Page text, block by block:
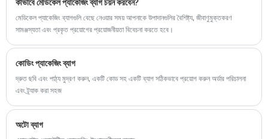
কীভাবে মেডিকেল প্যাকেজিং ব্যাগ চয়ন করবেন?
মেডিকেল প্যাকেজিং ব্যাগগুলি বেছে নেওয়ার সময় আপনাকে উপাদানগুলির বৈশিষ্ট্য, জীবাণুমুক্তকরণ
সামঞ্জস্যতা এবং প্রকৃত প্রয়োগের প্রয়োজনীয়তা বিবেচনা করতে হবে।
কোডিং প্যাকেজিং ব্যাগ
দ্রুত ছবি এবং পাঠ্য মুদ্রণ করুন, একটি কোড সহ একটি ব্যাগ সঠিকভাবে প্রয়োগ করুন অর্ডার পরিচালনা
এবং ট্র্যাক করা সহজ
অটো ব্যাগ